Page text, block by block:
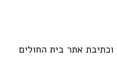
וכתיבת אתר בית החולים